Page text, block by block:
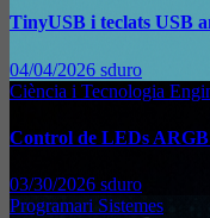
TinyUSB i teclats USB
04/04/2026 sduro
Ciència i Tecnologia
Control de LEDs
03/30/2026 sduro
Programari Sistemes